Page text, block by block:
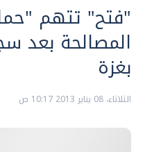
"فتح" تتهم
المصالحة بعد
بغزة
الثلاثاء، 08 يناير 2013 10:17 ص